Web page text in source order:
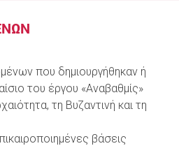
που δημιουργήθηκαν ή
του έργου «Αναβαθμίς»
τη Βυζαντινή και τη
βάσεις